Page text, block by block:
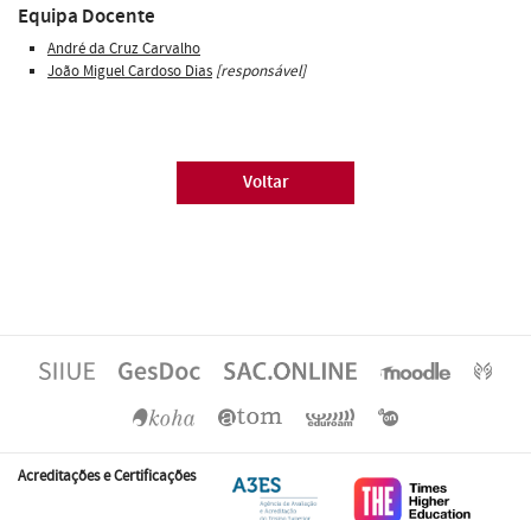
Equipa Docente
André da Cruz Carvalho
João Miguel Cardoso Dias [responsável]
Voltar
Acreditações e Certificações